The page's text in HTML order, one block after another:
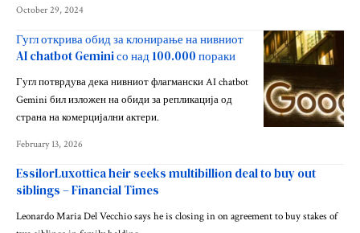
October 29, 2024
Гугл открива обид за клонирање на нивниот
AI chatbot Gemini со над 100.000 пораки
Гугл потврдува дека нивниот флагмански AI chatbot
Gemini бил изложен на обиди за репликација од
страна на комерцијални актери.
February 13, 2026
EssilorLuxottica heir seeks multibillion deal to buy out
siblings – Financial Times
Leonardo Maria Del Vecchio says he is closing in on agreement to buy stakes of